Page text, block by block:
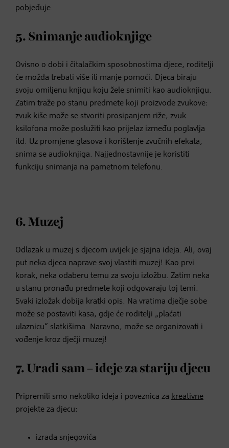
pobjeđuje.
5. Snimanje audioknjige
Ovisno o dobi i čitalačkim sposobnostima djece, roditelji
će možda trebati više ili manje pomoći. Djeca biraju
svoju omiljenu knjigu koju žele snimiti kao audioknjigu.
Zatim traže po stanu predmete koji proizvode zvukove:
zvuk kiše može se stvoriti prosipanjem riže, zvuk
ksilofona može poslužiti kao prijelaz između poglavlja
itd. Uz promjene glasova i korištenje zvučnih efekata,
snima se audioknjiga. Najjednostavnije je koristiti
funkciju snimanja na pametnom telefonu.
6. Muzej
Odlazak u muzej s djecom uvijek je sjajna ideja. Ali, ovaj
put neka djeca naprave svoj vlastiti muzej! Kao prvi
korak, neka odaberu temu za svoju izložbu. Zatim neka
u stanu pronađu predmete koji odgovaraju toj temi.
Svaki izložak dobija kratki opis. Na vratima dječje sobe
može se postaviti kasa, gdje će roditelji „plaćati
ulaznicu“ slatkišima. Naravno, može se organizovati i
vođenje kroz dječji muzej!
7. Uradi sam – ideje za stariju djecu
Pripremili smo nekoliko ideja i poveznica za kreativne
projekte za djecu:
izrada snjegovića